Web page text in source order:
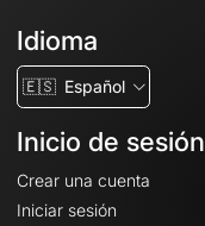
Idioma
🇪🇸 Español
Inicio de sesión
Crear una cuenta
Iniciar sesión